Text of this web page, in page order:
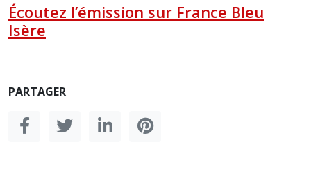
Écoutez l’émission sur France Bleu
Isère
PARTAGER